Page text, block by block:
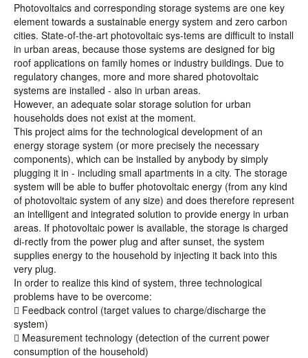
Photovoltaics and corresponding storage systems are one key
element towards a sustainable energy system and zero carbon
cities. State-of-the-art photovoltaic sys-tems are difficult to install
in urban areas, because those systems are designed for big
roof applications on family homes or industry buildings. Due to
regulatory changes, more and more shared photovoltaic
systems are installed - also in urban areas.
However, an adequate solar storage solution for urban
households does not exist at the moment.
This project aims for the technological development of an
energy storage system (or more precisely the necessary
components), which can be installed by anybody by simply
plugging it in - including small apartments in a city. The storage
system will be able to buffer photovoltaic energy (from any kind
of photovoltaic system of any size) and does therefore represent
an intelligent and integrated solution to provide energy in urban
areas. If photovoltaic power is available, the storage is charged
di-rectly from the power plug and after sunset, the system
supplies energy to the household by injecting it back into this
very plug.
In order to realize this kind of system, three technological
problems have to be overcome:
 Feedback control (target values to charge/discharge the
system)
 Measurement technology (detection of the current power
consumption of the household)